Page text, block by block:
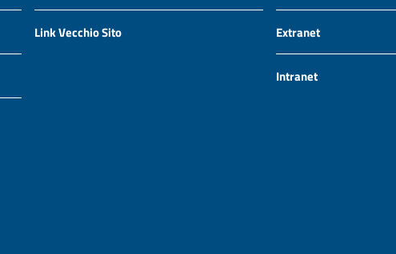
Link Vecchio Sito Extranet
Intranet